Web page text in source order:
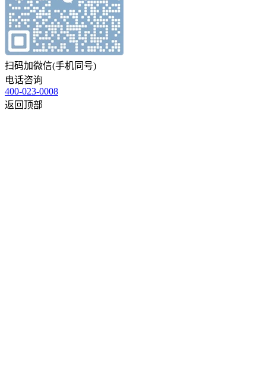
扫码加微信(手机同号)
电话咨询
400-023-0008
返回顶部